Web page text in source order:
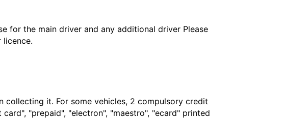
for the main driver and any additional driver Please
collecting it. For some vehicles, 2 compulsory credit
"prepaid", "electron", "maestro", "ecard" printed